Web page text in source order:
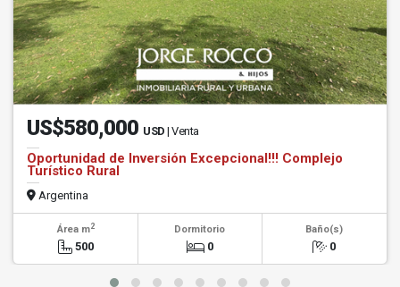
US$580,000 USD | Venta
Oportunidad de Inversión Excepcional!!! Complejo
Turístico Rural
Argentina
Área m2
500
Dormitorio
0
Baño(s)
0